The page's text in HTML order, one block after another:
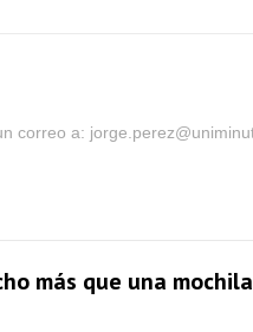
correo a:
más que una